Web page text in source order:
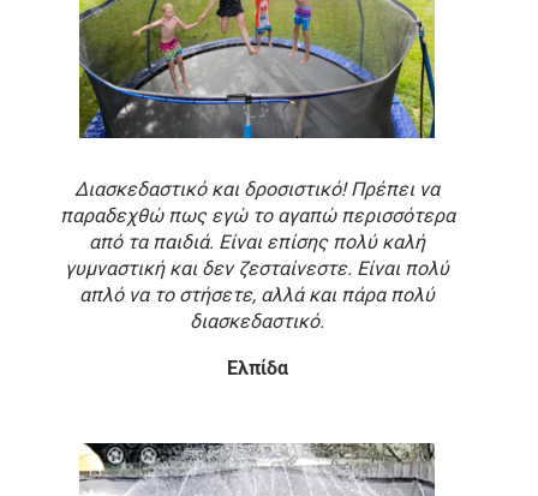
Διασκεδαστικό και δροσιστικό! Πρέπει να
παραδεχθώ πως εγώ το αγαπώ περισσότερα
από τα παιδιά. Είναι επίσης πολύ καλή
γυμναστική και δεν ζεσταίνεστε. Είναι πολύ
απλό να το στήσετε, αλλά και πάρα πολύ
διασκεδαστικό.
Ελπίδα